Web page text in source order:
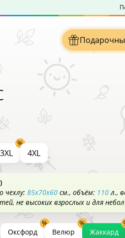
3XL 4XL
)
чехлу: 85x70x60 см. объём: 110л.
не высоких взрослых и для
Оксфорд Велюр Жаккард